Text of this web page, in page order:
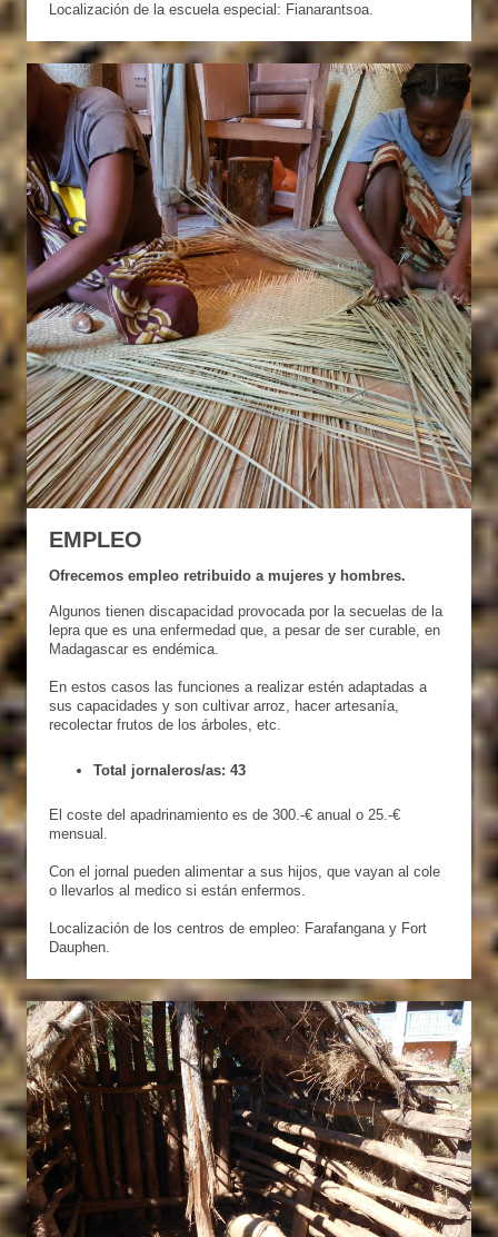
Localización de la escuela especial: Fianarantsoa.
EMPLEO
Ofrecemos empleo retribuido a mujeres y hombres.
Algunos tienen discapacidad provocada por la secuelas de la
lepra que es una enfermedad que, a pesar de ser curable, en
Madagascar es endémica.
En estos casos las funciones a realizar estén adaptadas a
sus capacidades y son cultivar arroz, hacer artesanía,
recolectar frutos de los árboles, etc.
Total jornaleros/as: 43
El coste del apadrinamiento es de 300.-€ anual o 25.-€
mensual.
Con el jornal pueden alimentar a sus hijos, que vayan al cole
o llevarlos al medico si están enfermos.
Localización de los centros de empleo: Farafangana y Fort
Dauphen.